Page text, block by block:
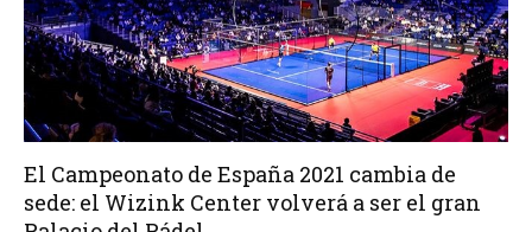
El Campeonato de España 2021 cambia de
sede: el Wizink Center volverá a ser el gran